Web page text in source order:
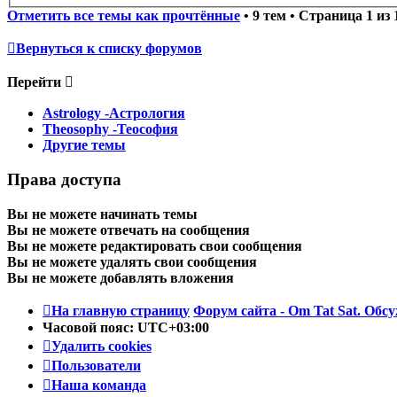
Отметить все темы как прочтённые • 9 тем • Страница 1 из
Вернуться к списку форумов
Перейти
Astrology -Астрология
Theosophy -Теософия
Другие темы
Права доступа
Вы не можете начинать темы
Вы не можете отвечать на сообщения
Вы не можете редактировать свои сообщения
Вы не можете удалять свои сообщения
Вы не можете добавлять вложения
На главную страницу Форум сайта - Om Tat Sat.
Часовой пояс: UTC+03:00
Удалить cookies
Пользователи
Наша команда